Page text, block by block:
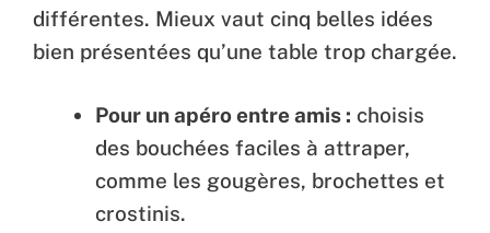
différentes. Mieux vaut cinq belles idées
bien présentées qu’une table trop chargée.
Pour un apéro entre amis : choisis
des bouchées faciles à attraper,
comme les gougères, brochettes et
crostinis.